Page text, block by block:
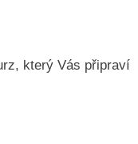
který Vás připraví